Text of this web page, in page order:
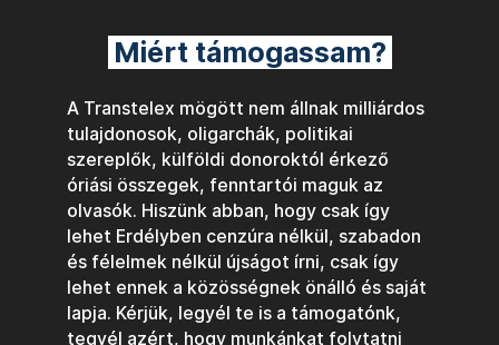
Miért támogassam?
A Transtelex mögött nem állnak milliárdos
tulajdonosok, oligarchák, politikai
szereplők, külföldi donoroktól érkező
óriási összegek, fenntartói maguk az
olvasók. Hiszünk abban, hogy csak így
lehet Erdélyben cenzúra nélkül, szabadon
és félelmek nélkül újságot írni, csak így
lehet ennek a közösségnek önálló és saját
lapja. Kérjük, legyél te is a támogatónk,
tegyél azért, hogy munkánkat folytatni